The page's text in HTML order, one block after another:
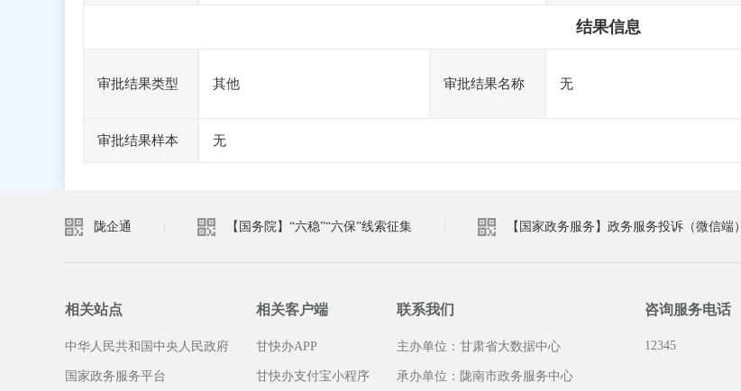
结果信息
审批结果类型 其他 审批结果名称 无
审批结果样本 无
陇企通 【国务院】“六稳”“六保”线索征集 【国家政务服务】政务服务投诉（微信端）
相关站点
中华人民共和国中央人民政府
国家政务服务平台
相关客户端
甘快办APP
甘快办支付宝小程序
联系我们
主办单位：甘肃省大数据中心
承办单位：陇南市政务服务中心
咨询服务电话
12345